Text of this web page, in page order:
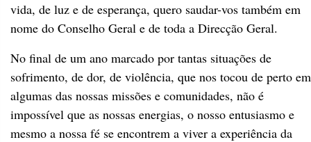
vida, de luz e de esperança, quero saudar-vos também em
nome do Conselho Geral e de toda a Direcção Geral.
No final de um ano marcado por tantas situações de
sofrimento, de dor, de violência, que nos tocou de perto em
algumas das nossas missões e comunidades, não é
impossível que as nossas energias, o nosso entusiasmo e
mesmo a nossa fé se encontrem a viver a experiência da